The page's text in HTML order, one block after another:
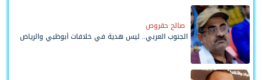
صالح حقروص
الجنوب العربي.. ليس هدية في خلافات أبوظبي والرياض